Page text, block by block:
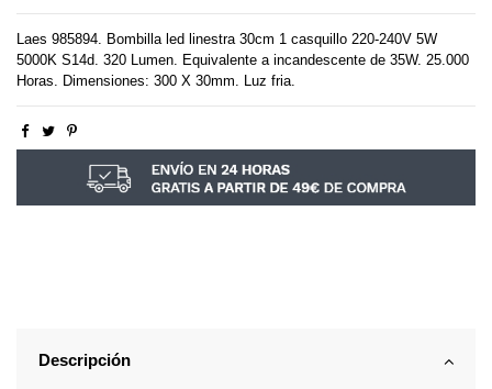
Laes 985894. Bombilla led linestra 30cm 1 casquillo 220-240V 5W
5000K S14d. 320 Lumen. Equivalente a incandescente de 35W. 25.000
Horas. Dimensiones: 300 X 30mm. Luz fria.
Descripción